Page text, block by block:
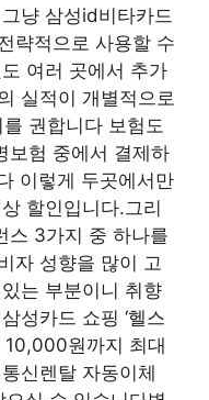
냥 삼성id비타카드
략적으로 사용할 수
여러 곳에서 추가
실적이 개별적으로
권합니다 보험도
보험 중에서 결제하
이렇게 두곳에서만
할인입니다.그리
스 3가지 중 하나를
자 성향을 많이 고
는 부분이니 취향
성카드 쇼핑 ‘헬스
10,000원까지 최대
신렌탈 자동이체